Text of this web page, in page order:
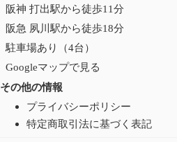
阪神 打出駅から徒歩11分
阪急 夙川駅から徒歩18分
駐車場あり（4台）
Googleマップで見る
その他の情報
プライバシーポリシー
特定商取引法に基づく表記